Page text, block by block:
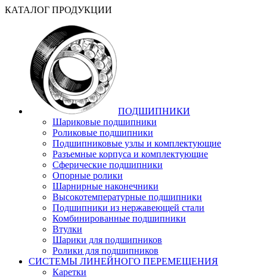
КАТАЛОГ ПРОДУКЦИИ
ПОДШИПНИКИ
Шариковые подшипники
Роликовые подшипники
Подшипниковые узлы и комплектующие
Разъемные корпуса и комплектующие
Сферические подшипники
Опорные ролики
Шарнирные наконечники
Высокотемпературные подшипники
Подшипники из нержавеющей стали
Комбинированные подшипники
Втулки
Шарики для подшипников
Ролики для подшипников
СИСТЕМЫ ЛИНЕЙНОГО ПЕРЕМЕЩЕНИЯ
Каретки